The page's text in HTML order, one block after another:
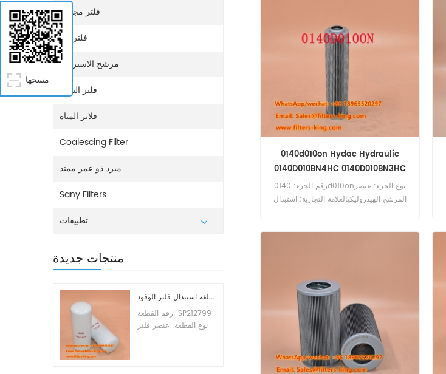
فلتر مجفف
فلتر غاز
مرشح الاستراحة
فلتر اليوريا
فلاتر المياه
Coalescing Filter
مبرد ذو عمر ممتد
Sany Filters
تطبيقات
منتجات جديدة
تكلفة استبدال فلتر الوقود SP212799
رقم القطعة: SP212799
نوع القطعة: عنصر فلتر
0140d010on Hydac Hydraulic
0140D010BN4HC 0140D010BN3HC
رقم الجزء: 0140d010onنوع الجزء: عنصر
المرشح الهيدروليكيالعلامة التجارية: استبدال
مسحها